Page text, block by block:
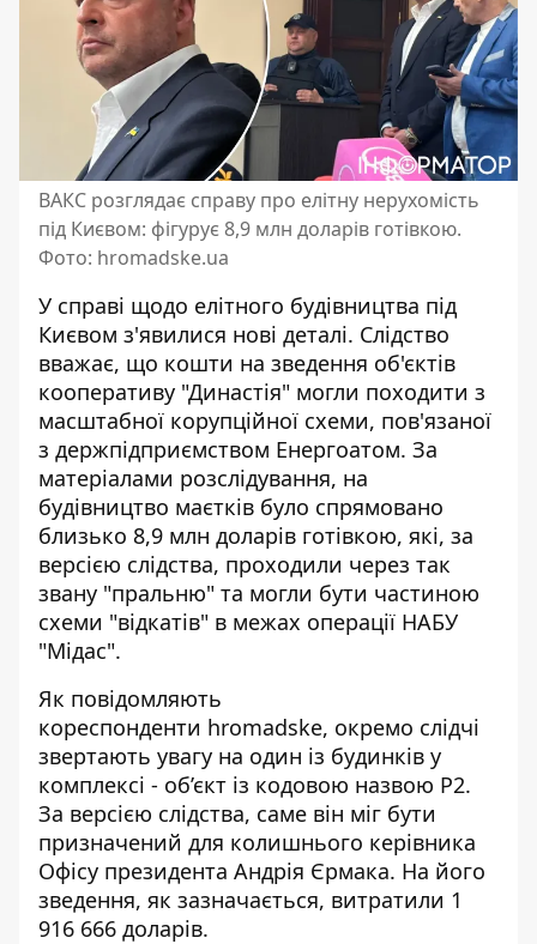
ВАКС розглядає справу про елітну нерухомість
під Києвом: фігурує 8,9 млн доларів готівкою.
Фото: hromadske.ua
У справі щодо елітного будівництва під
Києвом з'явилися нові деталі. Слідство
вважає, що кошти на зведення об'єктів
кооперативу "Династія" могли походити з
масштабної корупційної схеми, пов'язаної
з держпідприємством Енергоатом. За
матеріалами розслідування, на
будівництво маєтків було спрямовано
близько 8,9 млн доларів готівкою, які, за
версією слідства, проходили через так
звану "пральню" та могли бути частиною
схеми "відкатів" в межах операції НАБУ
"Мідас".
Як повідомляють
кореспонденти hromadske, окремо слідчі
звертають увагу на один із будинків у
комплексі - об’єкт із кодовою назвою Р2.
За версією слідства, саме він міг бути
призначений для колишнього керівника
Офісу президента Андрія Єрмака. На його
зведення, як зазначається, витратили 1
916 666 доларів.